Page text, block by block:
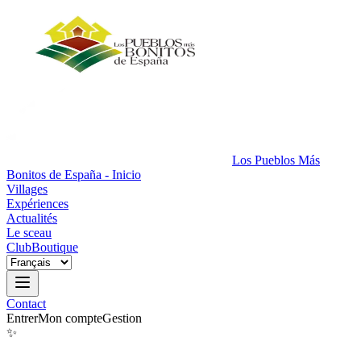
Los Pueblos Más
Bonitos de España - Inicio
Villages
Expériences
Actualités
Le sceau
ClubBoutique
Contact
EntrerMon compteGestion
✨